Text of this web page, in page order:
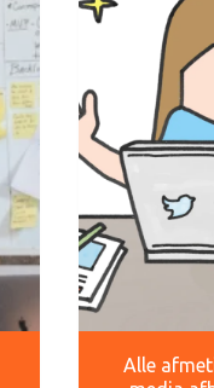
Alle